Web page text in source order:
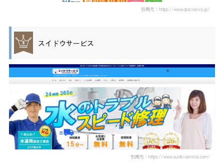
引用元：https://www.qracian.co.jp/
スイドウサービス
引用元：https://www.suido-service.com/